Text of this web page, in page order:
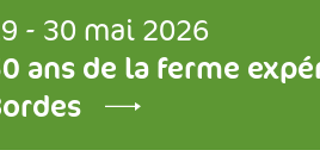
- 30 mai 2026
ans de la ferme